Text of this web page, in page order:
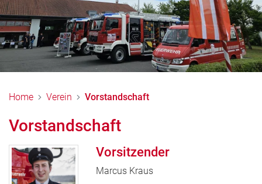
Home Verein Vorstandschaft
Vorstandschaft
Vorsitzender
Marcus Kraus